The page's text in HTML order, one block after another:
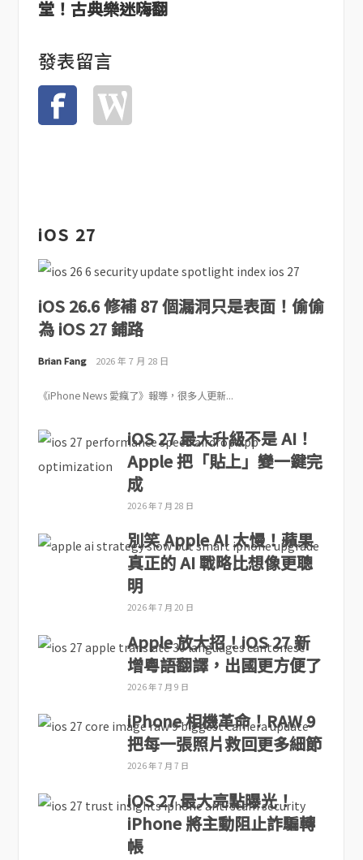
堂！古典樂迷嗨翻
發表留言
iOS 27
iOS 26.6 修補 87 個漏洞只是表面！偷偷
為 iOS 27 鋪路
Brian Fang 2026 年 7 月 28 日
《iPhone News 愛瘋了》報導，很多人更新...
iOS 27 最大升級不是 AI！
Apple 把「貼上」變一鍵完
成
2026 年 7 月 28 日
別笑 Apple AI 太慢！蘋果
真正的 AI 戰略比想像更聰
明
2026 年 7 月 20 日
Apple 放大招！iOS 27 新
增粵語翻譯，出國更方便了
2026 年 7 月 9 日
iPhone 相機革命！RAW 9
把每一張照片救回更多細節
2026 年 7 月 7 日
iOS 27 最大亮點曝光！
iPhone 將主動阻止詐騙轉
帳